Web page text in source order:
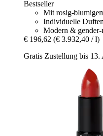
Bestseller
Mit rosig-
Individuelle
Modern & gender-
€ 196,62 (€ 3.932,40 / l)
Gratis Zustellung bis 13.